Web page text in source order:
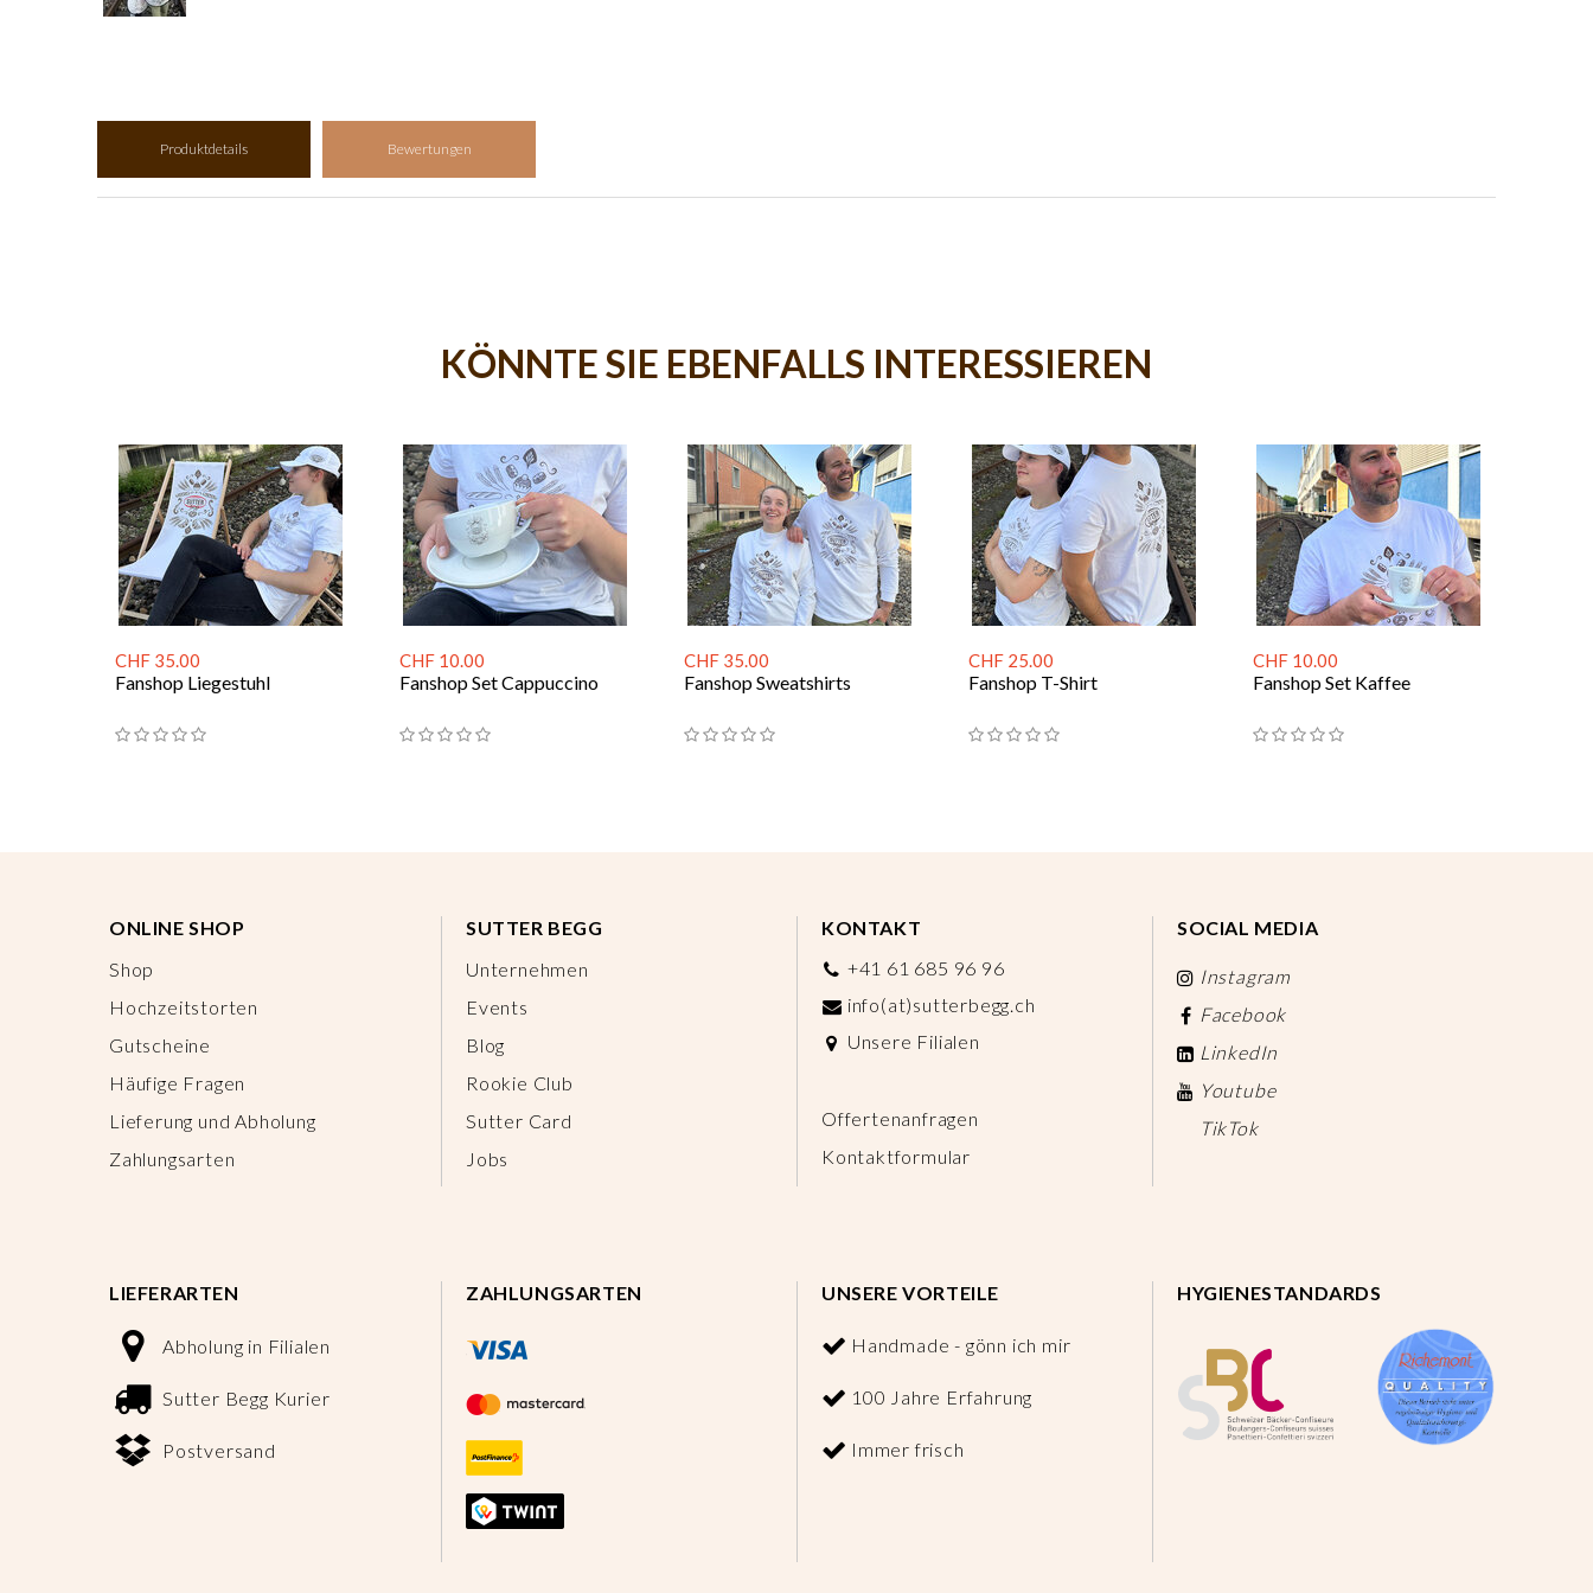
Produktdetails Bewertungen
KÖNNTE SIE EBENFALLS INTERESSIEREN
CHF 35.00
Fanshop Liegestuhl
CHF 10.00
Fanshop Set Cappuccino
CHF 35.00
Fanshop Sweatshirts
CHF 25.00
Fanshop T-Shirt
CHF 10.00
Fanshop Set Kaffee
ONLINE SHOP
Shop
Hochzeitstorten
Gutscheine
Häufige Fragen
Lieferung und Abholung
Zahlungsarten
SUTTER BEGG
Unternehmen
Events
Blog
Rookie Club
Sutter Card
Jobs
KONTAKT
+41 61 685 96 96
info(at)sutterbegg.ch
Unsere Filialen
Offertenanfragen
Kontaktformular
SOCIAL MEDIA
Instagram
Facebook
LinkedIn
Youtube
TikTok
LIEFERARTEN
Abholung in Filialen
Sutter Begg Kurier
Postversand
ZAHLUNGSARTEN UNSERE VORTEILE
Handmade - gönn ich mir
100 Jahre Erfahrung
Immer frisch
HYGIENESTANDARDS